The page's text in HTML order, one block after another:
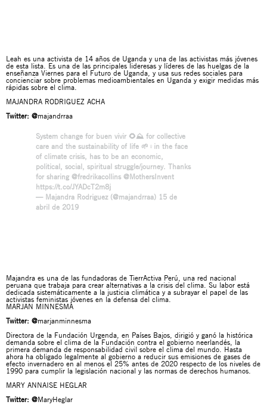
Leah es una activista de 14 años de Uganda y una de las activistas más jóvenes
de esta lista. Es una de las principales lideresas y líderes de las huelgas de la
enseñanza Viernes para el Futuro de Uganda, y usa sus redes sociales para
concienciar sobre problemas medioambientales en Uganda y exigir medidas más
rápidas sobre el clima.
MAJANDRA RODRIGUEZ ACHA
Twitter: @majandrraa
System change for buen vivir 🌻⛰️ for collective
care and the sustainability of life 🌱♀️in the face
of climate crisis, has to be an economic,
political, social, spiritual struggle/journey. Thanks
for sharing @fredrikacollins @MothersInvent
https://t.co/JYADcT2m8j
— Majandra Rodriguez (@majandrraa) 15 de
abril de 2019
Majandra es una de las fundadoras de TierrActiva Perú, una red nacional
peruana que trabaja para crear alternativas a la crisis del clima. Su labor está
dedicada sistemáticamente a la justicia climática y a subrayar el papel de las
activistas feministas jóvenes en la defensa del clima.
MARJAN MINNESMA
Twitter: @marjanminnesma
Directora de la Fundación Urgenda, en Países Bajos, dirigió y ganó la histórica
demanda sobre el clima de la Fundación contra el gobierno neerlandés, la
primera demanda de responsabilidad civil sobre el clima del mundo. Hasta
ahora ha obligado legalmente al gobierno a reducir sus emisiones de gases de
efecto invernadero en al menos el 25% antes de 2020 respecto de los niveles de
1990 para cumplir la legislación nacional y las normas de derechos humanos.
MARY ANNAISE HEGLAR
Twitter: @MaryHeglar